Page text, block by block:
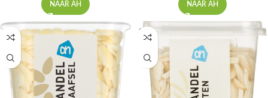
NAAR AH NAAR AH